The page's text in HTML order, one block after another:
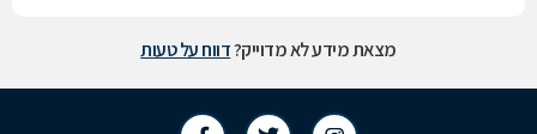
מצאת מידע לא מדוייק?דווח על טעות